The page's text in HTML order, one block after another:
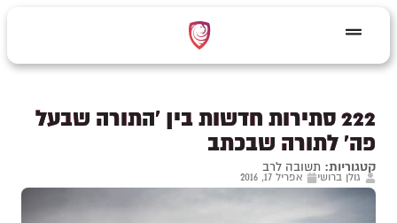
222 סתירות חדשות בין 'התורה שבעל
פה' לתורה שבכתב
קטגוריות: תשובה לרב
גולן ברושי אפריל 17, 2016